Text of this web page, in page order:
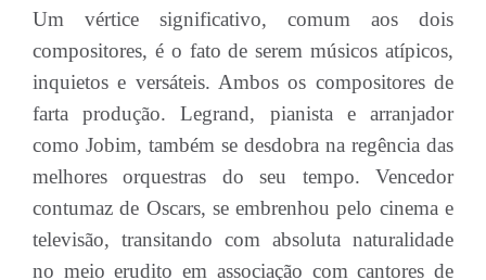
Um vértice significativo, comum aos dois
compositores, é o fato de serem músicos atípicos,
inquietos e versáteis. Ambos os compositores de
farta produção. Legrand, pianista e arranjador
como Jobim, também se desdobra na regência das
melhores orquestras do seu tempo. Vencedor
contumaz de Oscars, se embrenhou pelo cinema e
televisão, transitando com absoluta naturalidade
no meio erudito em associação com cantores de